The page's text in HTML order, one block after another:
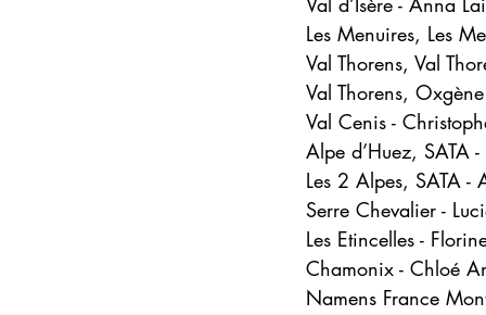
Les Menuires, Les
Val Thorens, Val
Val Thorens,
Val Cenis -
Alpe d’Huez, SATA
Les 2 Alpes, SATA -
Serre Chevalier -
Les Etincelles -
Chamonix - Chloé
Namens France